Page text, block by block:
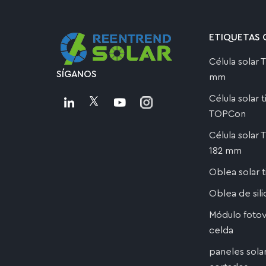
SÍGANOS
ETIQUETAS
Célula solar
mm
Célula solar
TOPCon
Célula solar
182 mm
Oblea solar
Oblea de
Módulo
celda
paneles